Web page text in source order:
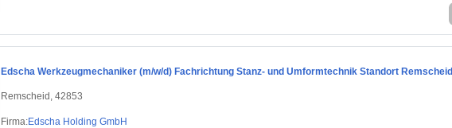
Edscha Werkzeugmechaniker (m/w/d) Fachrichtung Stanz- und Umformtechnik Standort Remscheid
Remscheid, 42853
Firma:Edscha Holding GmbH